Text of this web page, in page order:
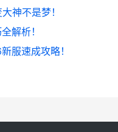
神不是梦！
解析！
服速成攻略！